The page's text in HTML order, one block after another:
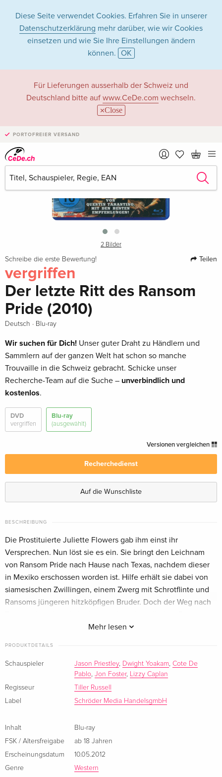
Diese Seite verwendet Cookies. Erfahren Sie in unserer
Datenschutzerklärung mehr darüber, wie wir Cookies
einsetzen und wie Sie Ihre Einstellungen ändern
können. OK
Für Lieferungen ausserhalb der Schweiz und
Deutschland bitte auf www.CeDe.com wechseln.
Close
PORTOFREIER VERSAND
›
2 Bilder
Schreibe die erste Bewertung! Teilen
vergriffen
Der letzte Ritt des Ransom
Pride (2010)
Deutsch · Blu-ray
Wir suchen für Dich! Unser guter Draht zu Händlern und
Sammlern auf der ganzen Welt hat schon so manche
Trouvaille in die Schweiz gebracht. Schicke unser
Recherche-Team auf die Suche – unverbindlich und
kostenlos.
DVD
vergriffen
Blu-ray
(ausgewählt)
Versionen vergleichen
Recherchedienst
Auf die Wunschliste
BESCHREIBUNG
Mehr lesen
Die Prostituierte Juliette Flowers gab ihm einst ihr
Versprechen. Nun löst sie es ein. Sie bringt den Leichnam
von Ransom Pride nach Hause nach Texas, nachdem dieser
in Mexiko erschossen worden ist. Hilfe erhält sie dabei von
siamesischen Zwillingen, einem Zwerg mit Schrotflinte und
Ransoms jüngeren hitzköpfigen Bruder. Doch der Weg nach
Pride seine letzte Ruhe findet. Und so muss sich die
seinem Clan stellen. Am Ende entscheidet der schnellere
Colt, wer im Recht ist. Und was auch immer passiert, Juliette
Flowers hat nicht vor, ihren Eid zu brechen...
PRODUKTDETAILS
Schauspieler Jason Priestley, Dwight Yoakam Cote De
Pablo Jon Foster,
Lizzy Caplan
Regisseur
Tiller Russell
Label
Schröder Media HandelsgmbH
Inhalt
Blu-ray
FSK / Altersfreigabe
ab 18 Jahren
Erscheinungsdatum
10.05.2012
Genre
Western